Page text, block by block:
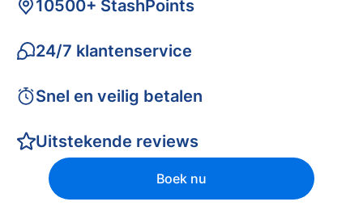
10500+ StashPoints
24/7 klantenservice
Snel en veilig betalen
Uitstekende reviews
Boek nu